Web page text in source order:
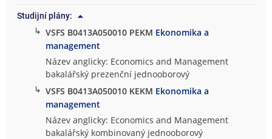
Studijní plány:
↳ VSFS B0413A050010 PEKM Ekonomika a
management
Název anglicky: Economics and Management
bakalářský prezenční jednooborový
↳ VSFS B0413A050010 KEKM Ekonomika a
management
Název anglicky: Economics and Management
bakalářský kombinovaný jednooborový